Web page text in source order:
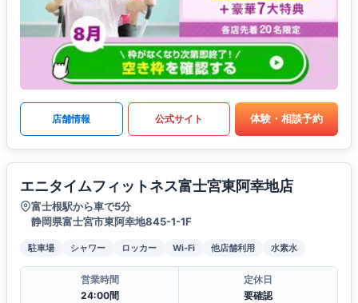
店舗情報 公式サイト 体験・相談予約
エニタイムフィットネス富士宮東阿幸地店
富士根駅から車で5分
静岡県富士宮市東阿幸地845-1-1F
駐車場 シャワー ロッカー Wi-Fi 他店舗利用 水素水
営業時間
24:00間
定休日
要確認